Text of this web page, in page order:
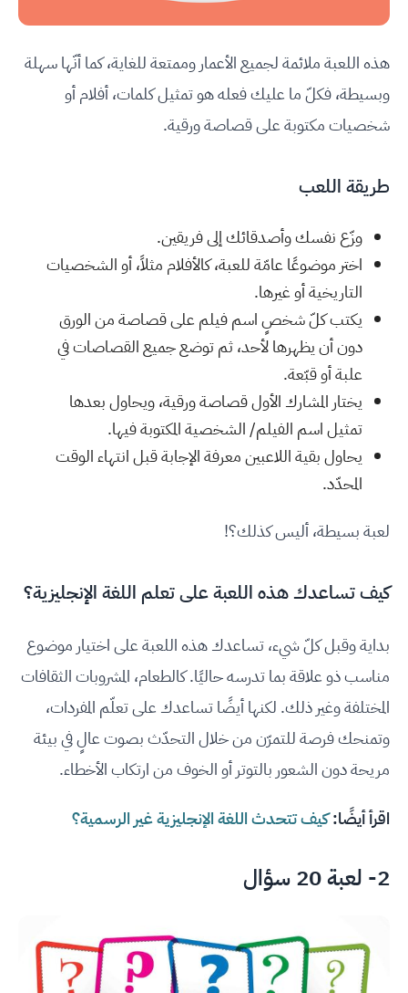
هذه اللعبة ملائمة لجميع الأعمار وممتعة للغاية، كما أنّها سهلة
وبسيطة، فكلّ ما عليك فعله هو تمثيل كلمات، أفلام أو
شخصيات مكتوبة على قصاصة ورقية.
طريقة اللعب
وزّع نفسك وأصدقائك إلى فريقين.
اختر موضوعًا عامّة للعبة، كالأفلام مثلاً، أو الشخصيات
التاريخية أو غيرها.
يكتب كلّ شخصٍ اسم فيلم على قصاصة من الورق
دون أن يظهرها لأحد، ثم توضع جميع القصاصات في
علبة أو قبّعة.
يختار المشارك الأول قصاصة ورقية، ويحاول بعدها
تمثيل اسم الفيلم/ الشخصية المكتوبة فيها.
يحاول بقية اللاعبين معرفة الإجابة قبل انتهاء الوقت
المحدّد.
لعبة بسيطة، أليس كذلك؟!
كيف تساعدك هذه اللعبة على تعلم اللغة الإنجليزية؟
بداية وقبل كلّ شيء، تساعدك هذه اللعبة على اختيار موضوع
مناسب ذو علاقة بما تدرسه حاليًا. كالطعام، المشروبات الثقافات
المختلفة وغير ذلك. لكنها أيضًا تساعدك على تعلّم المفردات،
وتمنحك فرصة للتمرّن من خلال التحدّث بصوت عالٍ في بيئة
مريحة دون الشعور بالتوتر أو الخوف من ارتكاب الأخطاء.
اقرأ أيضًا:كيف تتحدث اللغة الإنجليزية غير الرسمية؟
2- لعبة 20 سؤال